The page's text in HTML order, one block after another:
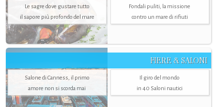
Le sagre dove gustare tutto
il sapore più profondo del mare
Fondali puliti, la missione
contro un mare di rifiuti
FIERE & SALONI
Salone di Canness, il primo
amore non si scorda mai
Il giro del mondo
in 40 Saloni nautici